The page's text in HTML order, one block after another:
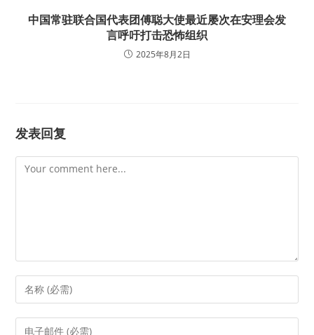
中国常驻联合国代表团傅聪大使最近屡次在安理会发
言呼吁打击恐怖组织
2025年8月2日
发表回复
Comment
Enter
your
name
Enter